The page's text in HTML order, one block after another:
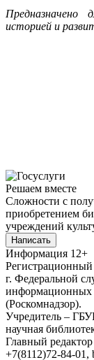
Предназначено
историей и
Решаем вместе
Сложности с
приобретением
учреждений
Написать
Информация 12+
г. Федеральной
информационных
(Роскомнадзор).
Учредитель –
научная
Главный
+7(8112)72-84-01,